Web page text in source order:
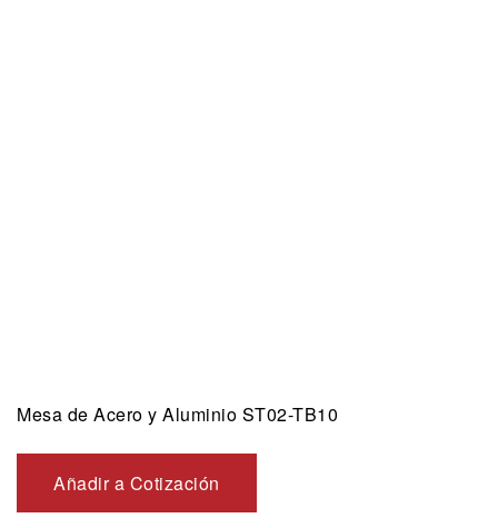
Mesa de Acero y Aluminio ST02-TB10
Añadir a Cotización